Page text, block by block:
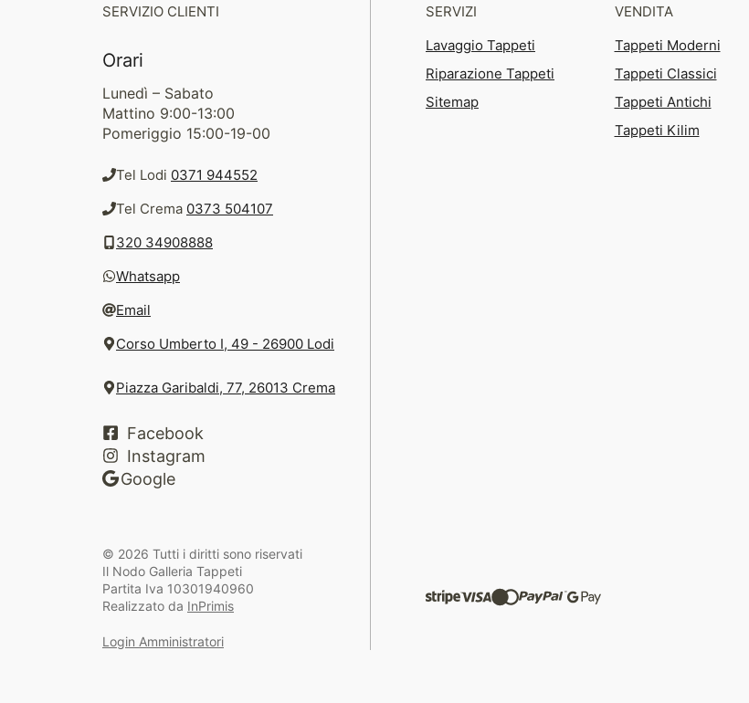
SERVIZIO CLIENTI
Orari
Lunedì – Sabato
Mattino 9:00-13:00
Pomeriggio 15:00-19-00
Tel Lodi 0371 944552
Tel Crema 0373 504107
320 34908888
Whatsapp
Email
Corso Umberto I, 49 - 26900 Lodi
Piazza Garibaldi, 77, 26013 Crema
Facebook
Instagram
Google
SERVIZI
Lavaggio Tappeti
Riparazione Tappeti
Sitemap
VENDITA
Tappeti Moderni
Tappeti Classici
Tappeti Antichi
Tappeti Kilim
© 2026 Tutti i diritti sono riservati
Il Nodo Galleria Tappeti
Partita Iva 10301940960
Realizzato da InPrimis
Login Amministratori